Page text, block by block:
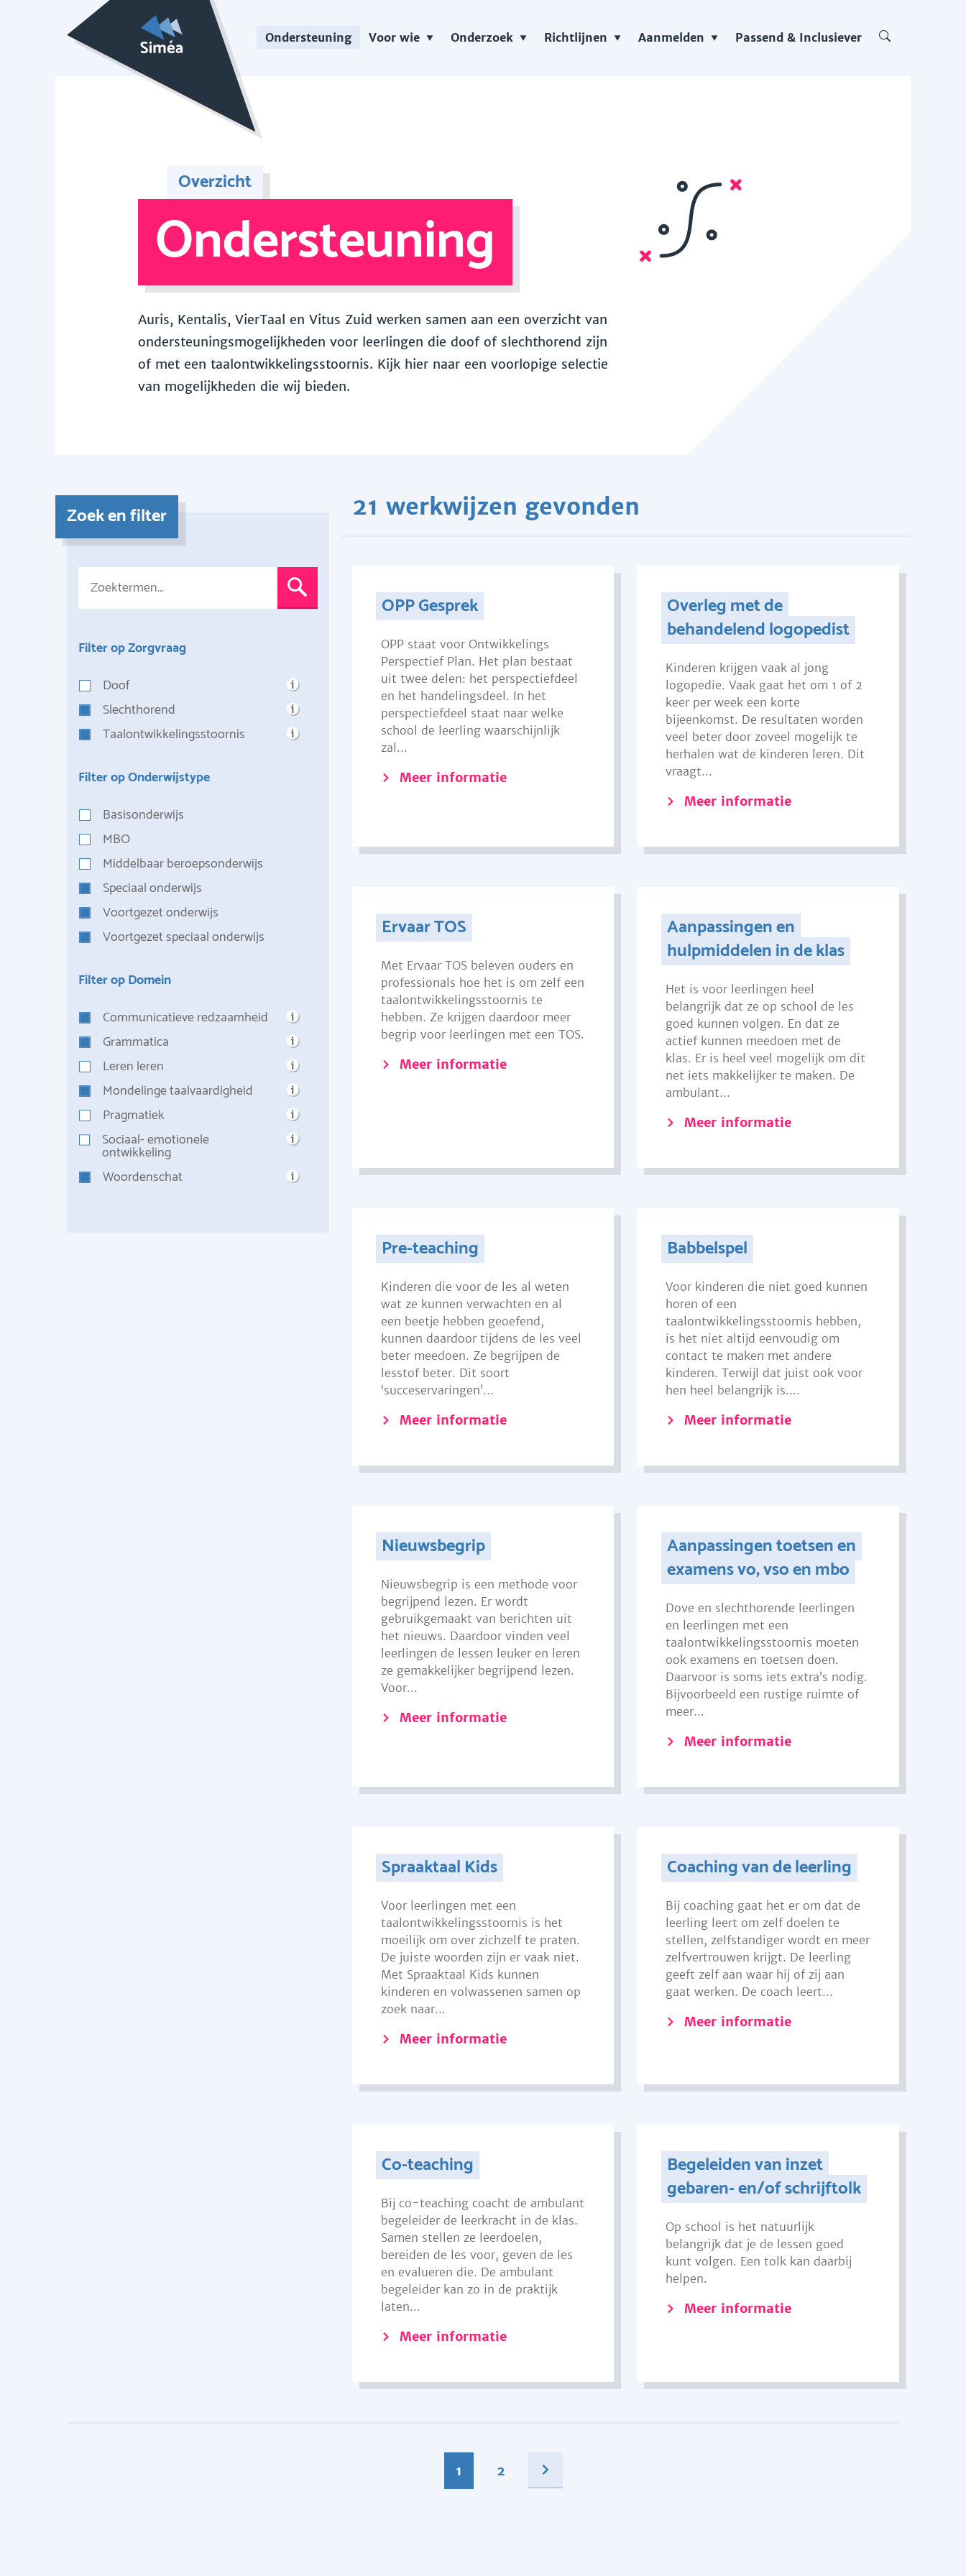
Ondersteuning Voor wie Onderzoek Richtlijnen Aanmelden Passend & Inclusiever
Overzicht
Ondersteuning
Auris, Kentalis, VierTaal en Vitus Zuid werken samen aan een overzicht van
ondersteuningsmogelijkheden voor leerlingen die doof of slechthorend zijn
of met een taalontwikkelingsstoornis. Kijk hier naar een voorlopige selectie
van mogelijkheden die wij bieden.
Zoek en filter
Filter op Zorgvraag
Doof
Slechthorend
Taalontwikkelingsstoornis
Filter op Onderwijstype
Basisonderwijs
MBO
Middelbaar beroepsonderwijs
Speciaal onderwijs
Voortgezet onderwijs
Voortgezet speciaal onderwijs
Filter op Domein
Communicatieve redzaamheid
Grammatica
Leren leren
Mondelinge taalvaardigheid
Pragmatiek
Sociaal- emotionele
ontwikkeling
Woordenschat
21 werkwijzen gevonden
OPP Gesprek
OPP staat voor Ontwikkelings
Perspectief Plan. Het plan bestaat
uit twee delen: het perspectiefdeel
en het handelingsdeel. In het
perspectiefdeel staat naar welke
school de leerling waarschijnlijk
zal...
Meer informatie
Overleg met de
behandelend logopedist
Kinderen krijgen vaak al jong
logopedie. Vaak gaat het om 1 of 2
keer per week een korte
bijeenkomst. De resultaten worden
veel beter door zoveel mogelijk te
herhalen wat de kinderen leren. Dit
vraagt...
Meer informatie
Ervaar TOS
Met Ervaar TOS beleven ouders en
professionals hoe het is om zelf een
taalontwikkelingsstoornis te
hebben. Ze krijgen daardoor meer
begrip voor leerlingen met een TOS.
Meer informatie
Aanpassingen en
hulpmiddelen in de klas
Het is voor leerlingen heel
belangrijk dat ze op school de les
goed kunnen volgen. En dat ze
actief kunnen meedoen met de
klas. Er is heel veel mogelijk om dit
net iets makkelijker te maken. De
ambulant...
Meer informatie
Pre-teaching
Kinderen die voor de les al weten
wat ze kunnen verwachten en al
een beetje hebben geoefend,
kunnen daardoor tijdens de les veel
beter meedoen. Ze begrijpen de
lesstof beter. Dit soort
‘succeservaringen’...
Meer informatie
Babbelspel
Voor kinderen die niet goed kunnen
horen of een
taalontwikkelingsstoornis hebben,
is het niet altijd eenvoudig om
contact te maken met andere
kinderen. Terwijl dat juist ook voor
hen heel belangrijk is....
Meer informatie
Nieuwsbegrip
Nieuwsbegrip is een methode voor
begrijpend lezen. Er wordt
gebruikgemaakt van berichten uit
het nieuws. Daardoor vinden veel
leerlingen de lessen leuker en leren
ze gemakkelijker begrijpend lezen.
Voor...
Meer informatie
Aanpassingen toetsen en
examens vo, vso en mbo
Dove en slechthorende leerlingen
en leerlingen met een
taalontwikkelingsstoornis moeten
ook examens en toetsen doen.
Daarvoor is soms iets extra’s nodig.
Bijvoorbeeld een rustige ruimte of
meer...
Meer informatie
Spraaktaal Kids
Voor leerlingen met een
taalontwikkelingsstoornis is het
moeilijk om over zichzelf te praten.
De juiste woorden zijn er vaak niet.
Met Spraaktaal Kids kunnen
kinderen en volwassenen samen op
zoek naar...
Meer informatie
Coaching van de leerling
Bij coaching gaat het er om dat de
leerling leert om zelf doelen te
stellen, zelfstandiger wordt en meer
zelfvertrouwen krijgt. De leerling
geeft zelf aan waar hij of zij aan
gaat werken. De coach leert...
Meer informatie
Co-teaching
Bij co-teaching coacht de ambulant
begeleider de leerkracht in de klas.
Samen stellen ze leerdoelen,
bereiden de les voor, geven de les
en evalueren die. De ambulant
begeleider kan zo in de praktijk
laten...
Meer informatie
Begeleiden van inzet
gebaren- en/of schrijftolk
Op school is het natuurlijk
belangrijk dat je de lessen goed
kunt volgen. Een tolk kan daarbij
helpen.
Meer informatie
1 2